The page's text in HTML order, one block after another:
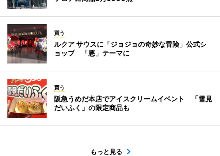
買う
ルクア サウスに「ジョジョの奇妙な冒険」公式シ
ョップ 「悪」テーマに
買う
阪急うめだ本店でアイスクリームイベント 「雪見
だいふく」の限定商品も
もっと見る